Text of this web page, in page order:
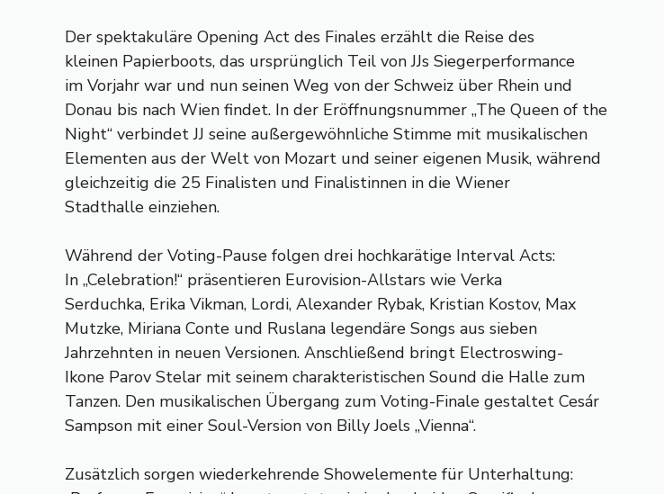
Der spektakuläre Opening Act des Finales erzählt die Reise des
kleinen Papierboots, das ursprünglich Teil von JJs Siegerperformance
im Vorjahr war und nun seinen Weg von der Schweiz über Rhein und
Donau bis nach Wien findet. In der Eröffnungsnummer „The Queen of the
Night“ verbindet JJ seine außergewöhnliche Stimme mit musikalischen
Elementen aus der Welt von Mozart und seiner eigenen Musik, während
gleichzeitig die 25 Finalisten und Finalistinnen in die Wiener
Stadthalle einziehen.
Während der Voting-Pause folgen drei hochkarätige Interval Acts:
In „Celebration!“ präsentieren Eurovision-Allstars wie Verka
Serduchka, Erika Vikman, Lordi, Alexander Rybak, Kristian Kostov, Max
Mutzke, Miriana Conte und Ruslana legendäre Songs aus sieben
Jahrzehnten in neuen Versionen. Anschließend bringt Electroswing-
Ikone Parov Stelar mit seinem charakteristischen Sound die Halle zum
Tanzen. Den musikalischen Übergang zum Voting-Finale gestaltet Cesár
Sampson mit einer Soul-Version von Billy Joels „Vienna“.
Zusätzlich sorgen wiederkehrende Showelemente für Unterhaltung: